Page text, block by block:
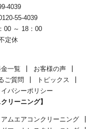
4039
55-4039
00 ～ 18：00
定休
一覧
お客様の声
ご質問
トピックス
バシーポリシー
リーニング】
ムエアコンクリーニング